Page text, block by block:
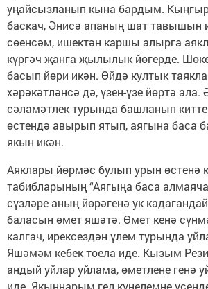
уңайсызланып кына бардым.
баскач, Әнисә апаның шат тавышын
сөенсәм, ишектән каршы алырга
күргәч җанга җылылык йөгерде.
басып йөри икән. Өйдә култык
хәрәкәтләнсә дә, үзен-үзе йөртә ала.
сәламәтлек турында башланып
өстендә авырып ятып, аягына баса
якын икән.
Аяклары йөрмәс булып урын өстенә
табибларының “Аягыңа баса
сүзләре аның йөрәгенә ук
баласын өмет яшәтә. Өмет кенә
калгач, ирексездән үлем турында
Яшәмәм кебек тоела иде. Кызым
андый уйлар уйлама, өметлене генә
иде. Якыннарым гел күңелемне